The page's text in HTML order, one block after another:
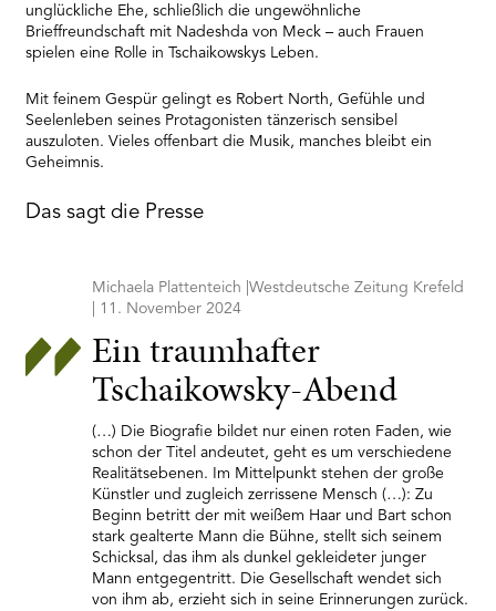
unglückliche Ehe, schließlich die ungewöhnliche
Brieffreundschaft mit Nadeshda von Meck – auch Frauen
spielen eine Rolle in Tschaikowskys Leben.
Mit feinem Gespür gelingt es Robert North, Gefühle und
Seelenleben seines Protagonisten tänzerisch sensibel
auszuloten. Vieles offenbart die Musik, manches bleibt ein
Geheimnis.
Das sagt die Presse
Michaela Plattenteich |Westdeutsche Zeitung Krefeld
| 11. November 2024
Ein traumhafter
Tschaikowsky-Abend
(…) Die Biografie bildet nur einen roten Faden, wie
schon der Titel andeutet, geht es um verschiedene
Realitätsebenen. Im Mittelpunkt stehen der große
Künstler und zugleich zerrissene Mensch (…): Zu
Beginn betritt der mit weißem Haar und Bart schon
stark gealterte Mann die Bühne, stellt sich seinem
Schicksal, das ihm als dunkel gekleideter junger
Mann entgegentritt. Die Gesellschaft wendet sich
von ihm ab, erzieht sich in seine Erinnerungen zurück.